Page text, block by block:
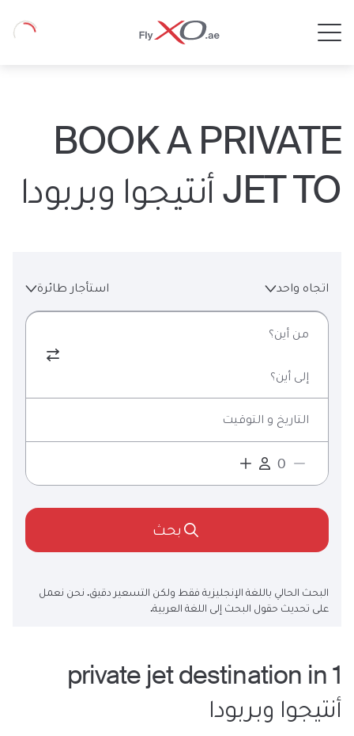
Loading
BOOK A PRIVATE
JET TO أنتيجوا وبربودا
اتجاه واحد استأجار طائرة
من أين؟
إلى أين؟
التاريخ و التوقيت
بحث
البحث الحالي باللغة الإنجليزية فقط ولكن التسعير دقيق. نحن نعمل
على تحديث حقول البحث إلى اللغة العربية.
1
destination in
أنتيجوا وبربودا